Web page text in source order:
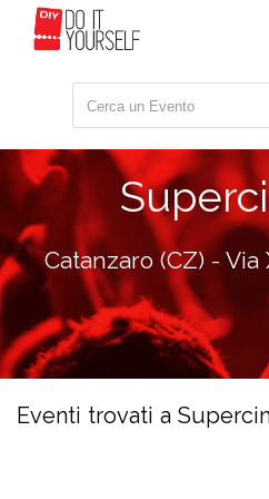
Catanzaro (CZ) -
Eventi trovati a